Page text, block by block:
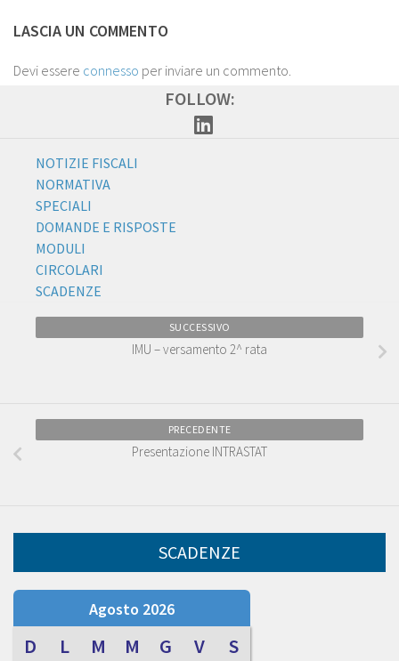
LASCIA UN COMMENTO
Devi essere connesso per inviare un commento.
FOLLOW:
NOTIZIE FISCALI
NORMATIVA
SPECIALI
DOMANDE E RISPOSTE
MODULI
CIRCOLARI
SCADENZE
SUCCESSIVO
IMU – versamento 2^ rata
PRECEDENTE
Presentazione INTRASTAT
SCADENZE
Agosto 2026
D L M M G V S